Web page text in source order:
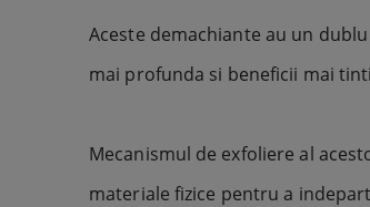
Aceste demachiante au un
mai profunda si beneficii mai
Mecanismul de exfoliere al
materiale fizice pentru a